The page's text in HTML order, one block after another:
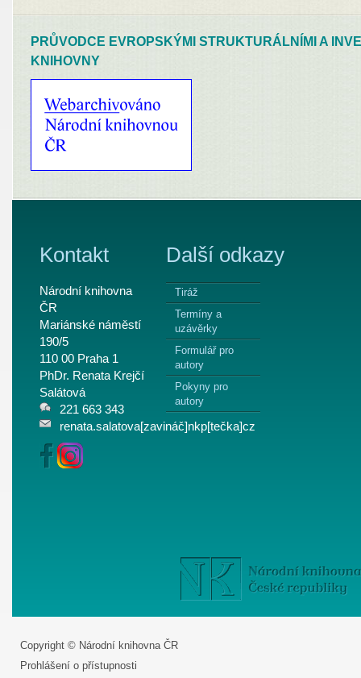
PRŮVODCE EVROPSKÝMI STRUKTURÁLNÍMI A
KNIHOVNY
Kontakt
Národní knihovna
ČR
Mariánské náměstí
190/5
110 00 Praha 1
PhDr. Renata Krejčí
Salátová
221 663 343
renata.salatova[zavináč]nkp[tečka]cz
Další odkazy
Tiráž
Termíny a
uzávěrky
Formulář pro
autory
Pokyny pro
autory
Copyright © Národní knihovna ČR
Prohlášení o přístupnosti